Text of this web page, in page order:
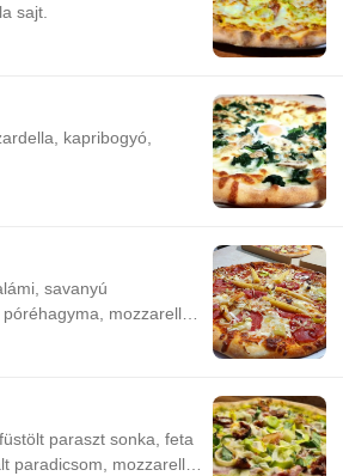
sajt.
kapribogyó,
savanyú
mozzarella
paraszt sonka, feta
paradicsom, mozzarella